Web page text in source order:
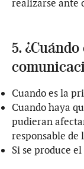
realizarse ante
5.
Cuando es la
Cuando haya
pudieran
responsable de
Si se produce